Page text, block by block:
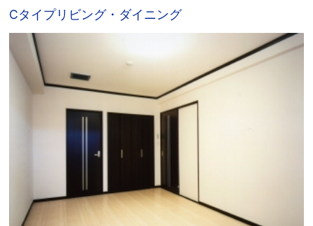
Cタイプリビング・ダイニング